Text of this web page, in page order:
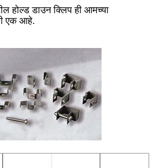
होल्ड डाउन क्लिप ही आमच्या
एक आहे.